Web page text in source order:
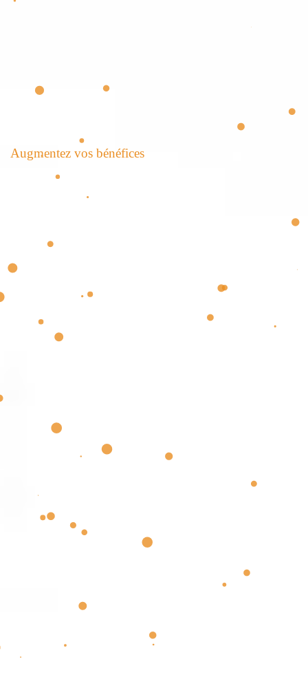
Augmentez vos bénéfices